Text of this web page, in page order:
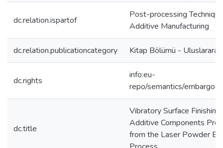
dc.relation.ispartof
Post-processing
Additive Manufacturing
dc.relation.publicationcategory Kitap Bölümü - Uluslararası
dc.rights
info:eu-
repo/semantics/
dc.title
Vibratory Surface Finishing
Additive Components
from the Laser Powder